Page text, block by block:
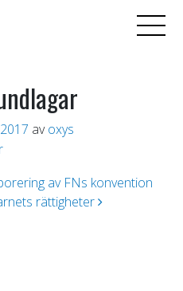
av oxys
av FNs konvention
rättigheter